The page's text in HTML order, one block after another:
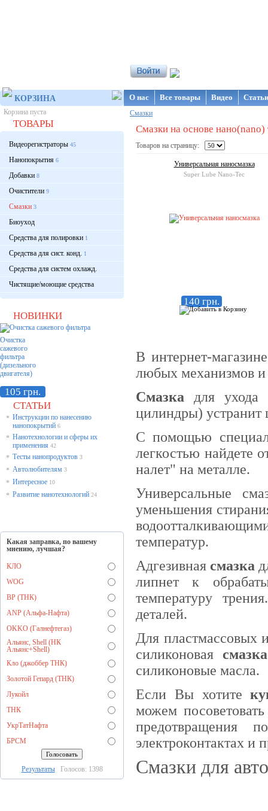
КОРЗИНА
Корзина пуста
ТОВАРЫ
Видеорегистраторы 45
Нанопокрытия 6
Добавки 8
Очистители 9
Смазки 3
Биоуход
Средства для полировки 1
Средства для сист. конд. 1
Средства для систем охлажд.
Чистящие/моющие средства
НОВИНКИ
Очистка
сажевого
фильтра
(дизельного
двигателя)
105 грн.
СТАТЬИ
* Инструкции по нанесению
нанопокрытий 6
* Нанотехнологии и сферы их
применения 42
* Тесты нанопродуктов 3
* Автолюбителям 3
* Интересное 10
* Развитие нанотехнологий 24
Какая заправка, по вашему
мнению, лучшая?
КЛО
WOG
BP (ТНК)
ANP (Альфа-Нафта)
OKKO (Галнефтегаз)
Альянс, Shell (НК
Альянс+Shell)
Кло (джоббер ТНК)
Золотой Гепард (ТНК)
Лукойл
ТНК
УкрТатНафта
БРСМ
РезультатыГолосов: 1398
О нас Все товары Видео
Смазки
Смазки на основе нано(nano)
Товаров на страницу:
Универсальная наносмазка
Super Lube Nano-Tec
140 грн.
В интернет-
любых механизмов и
Смазка для ухода
цилиндры) устранит
С помощью
легкостью найдете
налет" на металле.
Универсальные
уменьшения
температур.
Адгезивнаясмазка
липнет к
температуру
деталей.
Для пластмассовых
силиконовая
силиконовые масла.
Если Вы хотите
можем
предотвращения
электроконтактах и
Смазки для